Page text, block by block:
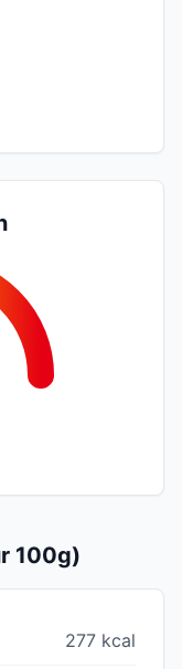
100g)
277 kcal